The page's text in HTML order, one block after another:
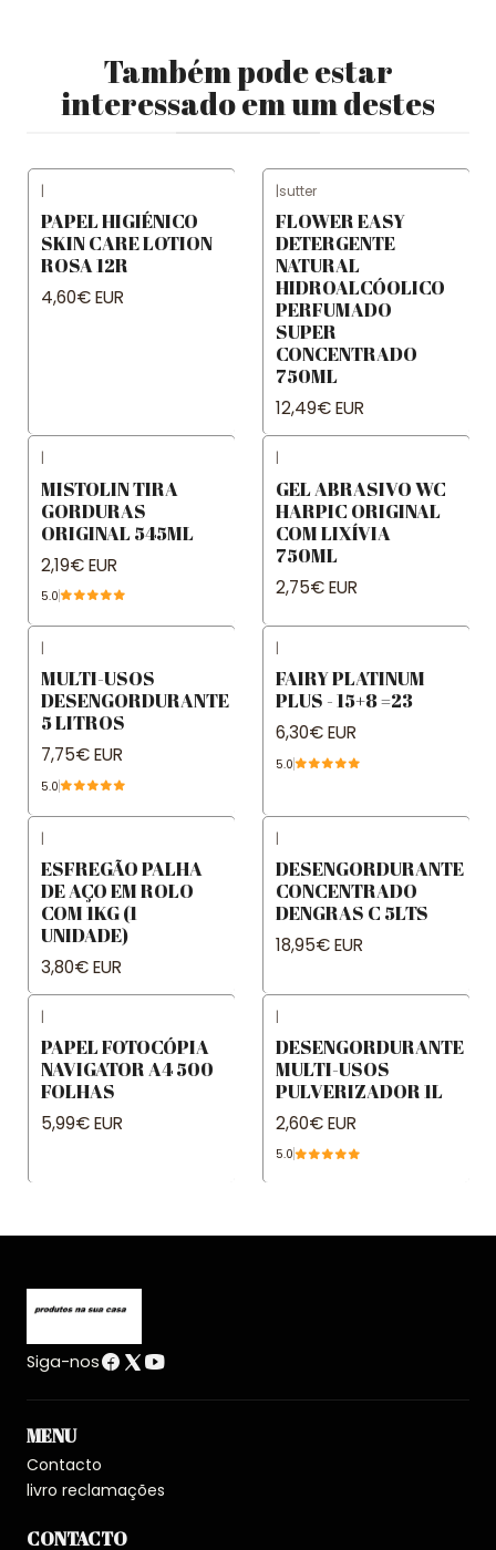
Também pode estar
interessado em um destes
|
PAPEL HIGIÉNICO
SKIN CARE LOTION
ROSA 12R
4,60€ EUR
|sutter
FLOWER EASY
DETERGENTE
NATURAL
HIDROALCÓOLICO
PERFUMADO
SUPER
CONCENTRADO
750ML
12,49€ EUR
|
MISTOLIN TIRA
GORDURAS
ORIGINAL 545ML
2,19€ EUR
5.0
|
GEL ABRASIVO WC
HARPIC ORIGINAL
COM LIXÍVIA
750ML
2,75€ EUR
|
MULTI-USOS
DESENGORDURANTE
5 LITROS
7,75€ EUR
5.0
|
FAIRY PLATINUM
PLUS - 15+8 =23
6,30€ EUR
5.0
|
ESFREGÃO PALHA
DE AÇO EM ROLO
COM 1KG (1
UNIDADE)
3,80€ EUR
|
DESENGORDURANTE
CONCENTRADO
DENGRAS C 5LTS
18,95€ EUR
|
PAPEL FOTOCÓPIA
NAVIGATOR A4 500
FOLHAS
5,99€ EUR
|
DESENGORDURANTE
MULTI-USOS
PULVERIZADOR 1L
2,60€ EUR
5.0
Siga-nos
MENU
Contacto
livro reclamações
CONTACTO